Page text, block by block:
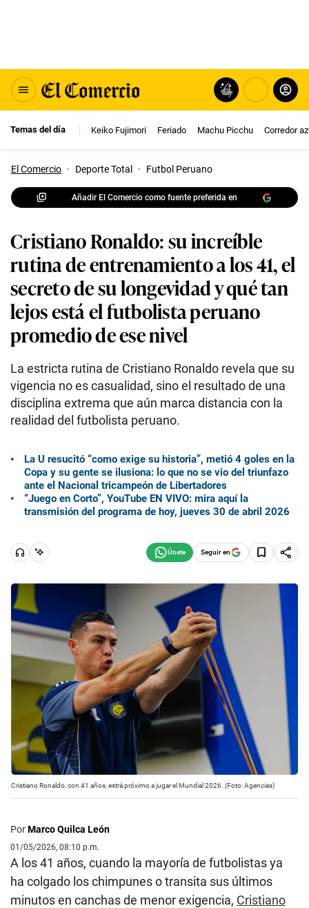
Temas del día Keiko Fujimori Feriado Machu Picchu Corredor
El Comercio · Deporte Total · Futbol Peruano
Añadir El Comercio como fuente preferida en
Cristiano Ronaldo: su increíble
rutina de entrenamiento a los 41, el
secreto de su longevidad y qué tan
lejos está el futbolista peruano
promedio de ese nivel
La estricta rutina de Cristiano Ronaldo revela que su
vigencia no es casualidad, sino el resultado de una
disciplina extrema que aún marca distancia con la
realidad del futbolista peruano.
La U resucitó “como exige su historia”, metió 4 goles en la
Copa y su gente se ilusiona: lo que no se vio del triunfazo
ante el Nacional tricampeón de Libertadores
“Juego en Corto”, YouTube EN VIVO: mira aquí la
transmisión del programa de hoy, jueves 30 de abril 2026
Seguir en
Cristiano Ronaldo, con 41 años, estrá próximo a jugar el Mundial 2026. (Foto: Agencias)
PorMarco Quilca León
01/05/2026, 08:10 p.m.
A los 41 años, cuando la mayoría de futbolistas ya
ha colgado los chimpunes o transita sus últimos
minutos en canchas de menor exigencia, Cristiano